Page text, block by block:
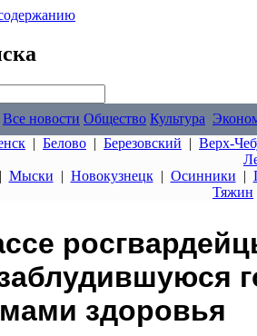
Все новости Общество Культура
| Белово | Березовский | Верх-
Мыски | Новокузнецк| Осинники |
Тяжин
здоровья